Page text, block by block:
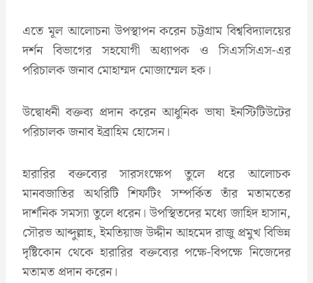
এতে মূল আলোচনা উপস্থাপন করেন চট্টগ্রাম বিশ্ববিদ্যালয়ের
দর্শন বিভাগের সহযোগী অধ্যাপক ও সিএসসিএস-এর
পরিচালক জনাব মোহাম্মদ মোজাম্মেল হক।
উদ্বোধনী বক্তব্য প্রদান করেন আধুনিক ভাষা ইনস্টিটিউটের
পরিচালক জনাব ইব্রাহিম হোসেন।
হারারির বক্তব্যের সারসংক্ষেপ তুলে ধরে আলোচক
মানবজাতির অথরিটি শিফটিং সম্পর্কিত তাঁর মতামতের
দার্শনিক সমস্যা তুলে ধরেন। উপস্থিতদের মধ্যে জাহিদ হাসান,
সৌরভ আব্দুল্লাহ, ইমতিয়াজ উদ্দীন আহমেদ রাজু প্রমুখ বিভিন্ন
দৃষ্টিকোন থেকে হারারির বক্তব্যের পক্ষে-বিপক্ষে নিজেদের
মতামত প্রদান করেন।